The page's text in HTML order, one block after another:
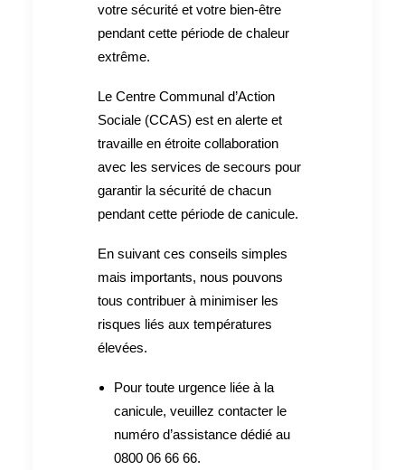
votre sécurité et votre bien-être
pendant cette période de chaleur
extrême.
Le Centre Communal d’Action
Sociale (CCAS) est en alerte et
travaille en étroite collaboration
avec les services de secours pour
garantir la sécurité de chacun
pendant cette période de canicule.
En suivant ces conseils simples
mais importants, nous pouvons
tous contribuer à minimiser les
risques liés aux températures
élevées.
Pour toute urgence liée à la
canicule, veuillez contacter le
numéro d’assistance dédié au
0800 06 66 66.